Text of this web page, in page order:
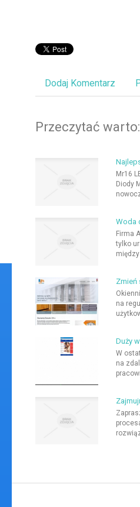
Dodaj Komentarz
Przeczytać warto:
Mr16
Diody
Woda
Firma
tylko
Zmień
na
Duży
W
na